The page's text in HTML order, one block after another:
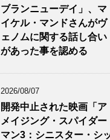
ブランニューデイ」、マ
イケル・マンドさんがヴ
ェノムに関する話し合い
があった事を認める
2026/08/07
開発中止された映画「ア
メイジング・スパイダー
マン3：シニスター・シ